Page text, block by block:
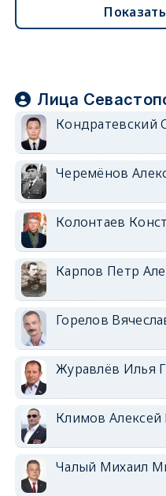
Лица
Кондратевский
Черемёнов
Колонтаев
Карпов Петр
Горелов
Журавлёв Илья
Климов
Чалый Михаил